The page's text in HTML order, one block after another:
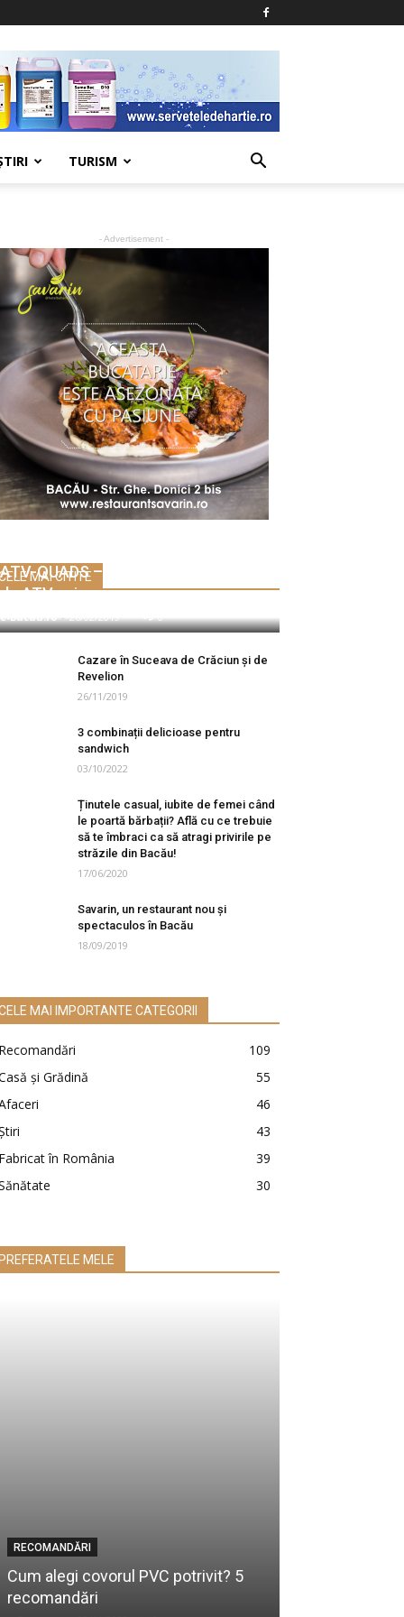
TURISM
- Advertisement -
MAI CITITE
ATV-QUADS – Cea mai bună ofertă
de ATV-uri
e-Bacau.ro - 26/02/2019 0
Cazare în Suceava de Crăciun și de
Revelion
26/11/2019
3 combinații delicioase pentru
sandwich
03/10/2022
Ținutele casual, iubite de femei când
le poartă bărbații? Află cu ce trebuie
să te îmbraci ca să atragi privirile pe
străzile din Bacău!
17/06/2020
Savarin, un restaurant nou și
spectaculos în Bacău
18/09/2019
MAI IMPORTANTE CATEGORII
Recomandări
109
şi Grădină
55
46
43
Fabricat în România
39
30
PREFERATELE MELE
RECOMANDĂRI
Cum alegi covorul PVC potrivit? 5
recomandări